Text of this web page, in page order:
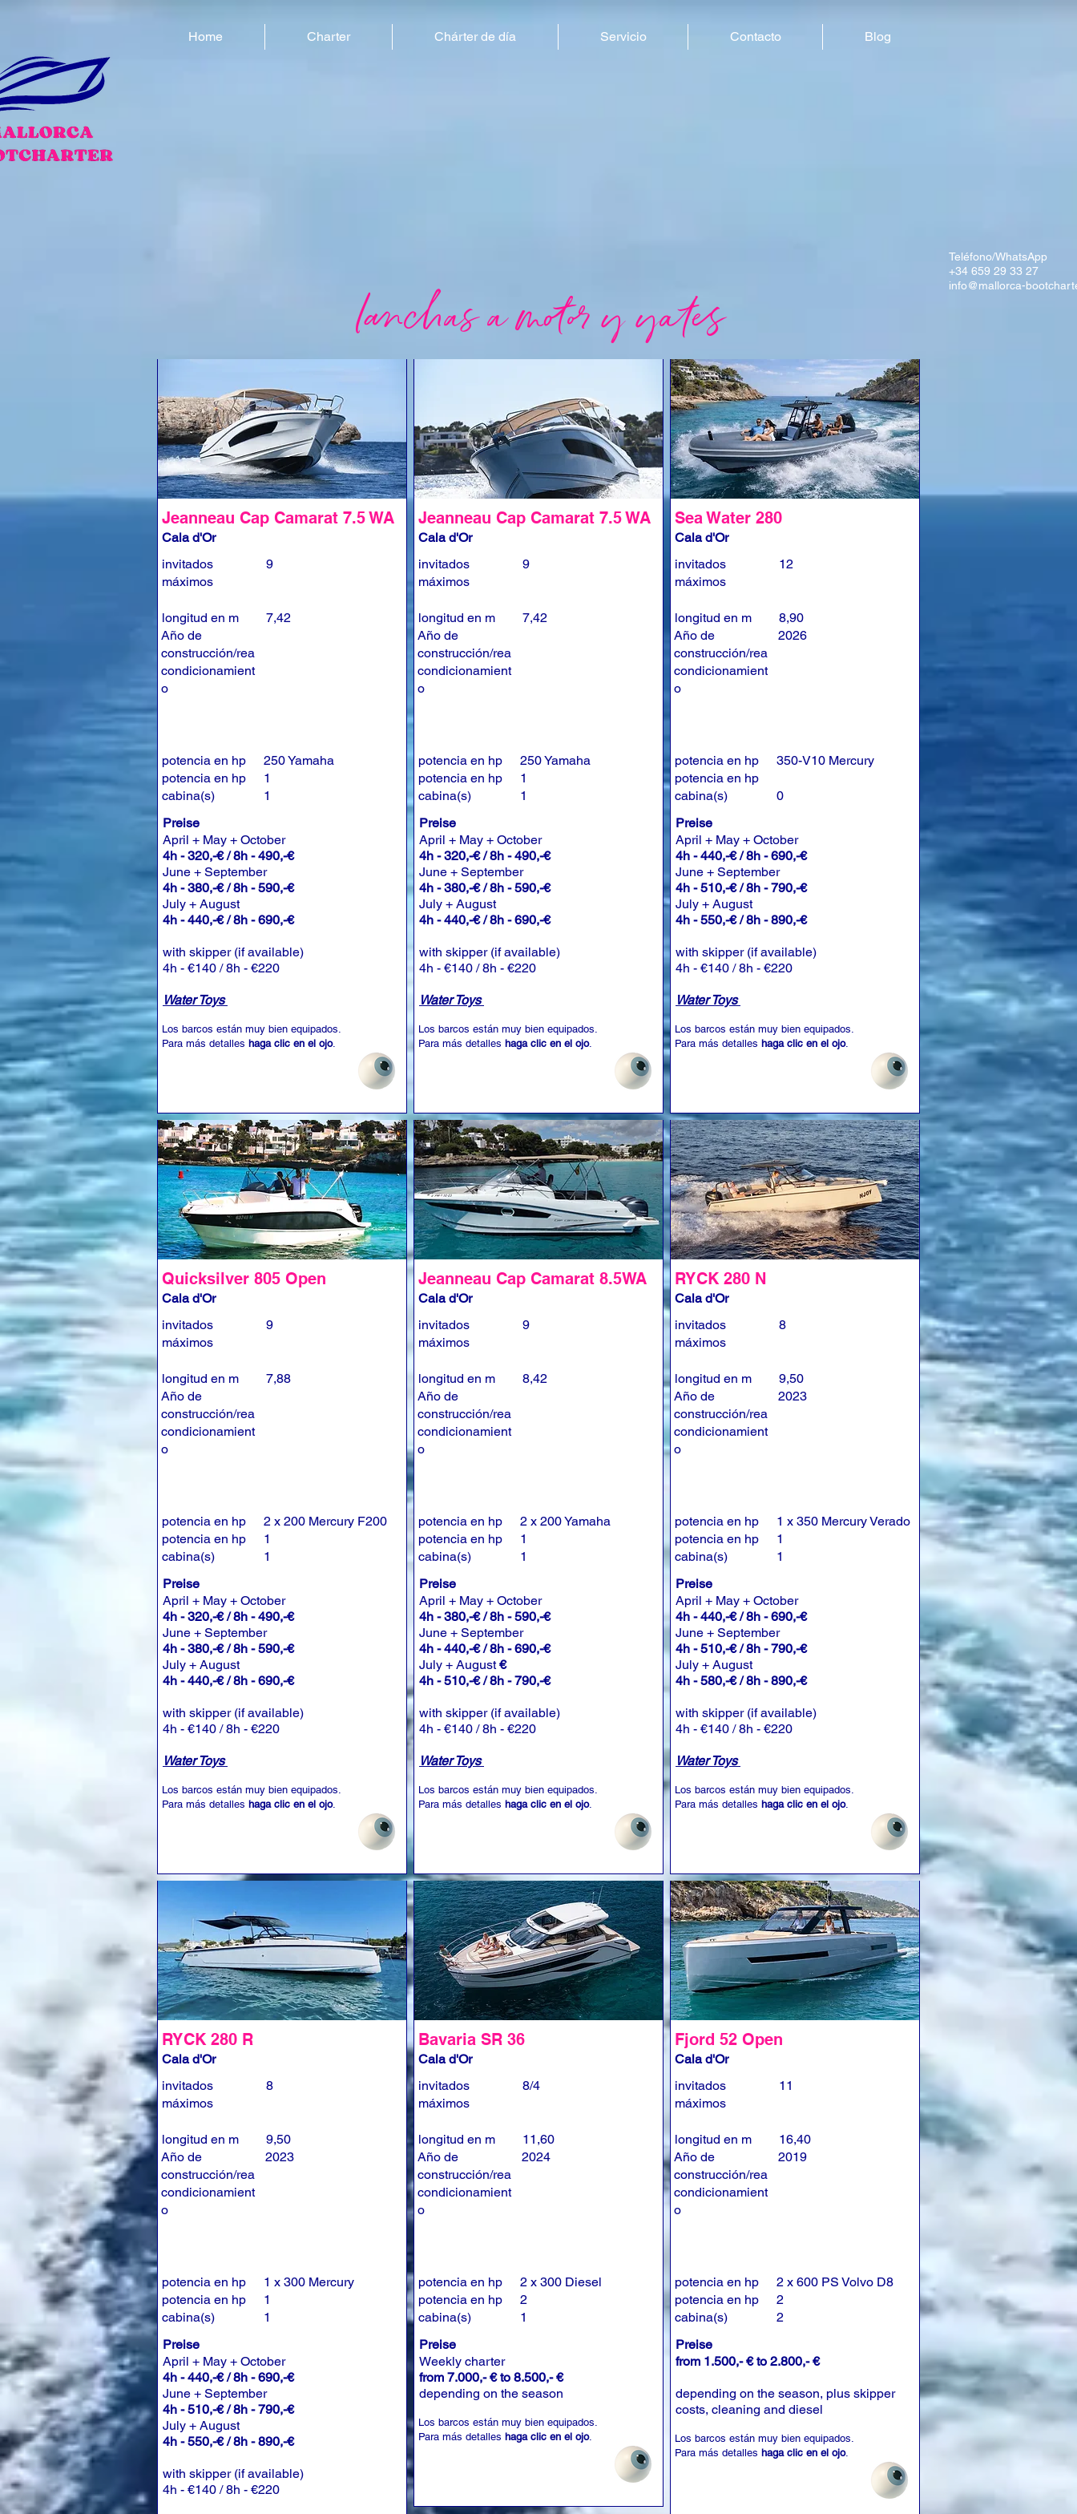
Home Charter Chárter de día Servicio Contacto Blog
lanchas a motor y yates
Jeanneau Cap Camarat 7.5 WA
Cala d'Or
invitados
máximos
9
longitud en m
Año de
construcción/rea
condicionamient
o
7,42
potencia en hp
potencia en hp
cabina(s)
250 Yamaha
1
1
Preise
April + May + October
4h - 320,-€ / 8h - 490,-€
June + September
4h - 380,-€ / 8h - 590,-€
July + August
4h - 440,-€ / 8h - 690,-€
with skipper (if available)
4h - €140 / 8h - €220
Water Toys
Los barcos están muy bien equipados.
Para más detalles haga clic en el ojo.
Quicksilver 805 Open
Cala d'Or
invitados
máximos
9
longitud en m
Año de
construcción/rea
condicionamient
o
7,88
potencia en hp
potencia en hp
cabina(s)
2 x 200 Mercury F200
1
1
Preise
April + May + October
4h - 320,-€ / 8h - 490,-€
June + September
4h - 380,-€ / 8h - 590,-€
July + August
4h - 440,-€ / 8h - 690,-€
with skipper (if available)
4h - €140 / 8h - €220
Water Toys
Los barcos están muy bien equipados.
Para más detalles haga clic en el ojo.
RYCK 280 R
Cala d'Or
invitados
máximos
8
longitud en m
Año de
construcción/rea
condicionamient
o
9,50
2023
potencia en hp
potencia en hp
cabina(s)
1 x 300 Mercury
1
1
Preise
April + May + October
4h - 440,-€ / 8h - 690,-€
June + September
4h - 510,-€ / 8h - 790,-€
July + August
4h - 550,-€ / 8h - 890,-€
with skipper (if available)
4h - €140 / 8h - €220
Jeanneau Cap Camarat 7.5 WA
Cala d'Or
invitados
máximos
9
longitud en m
Año de
construcción/rea
condicionamient
o
7,42
potencia en hp
potencia en hp
cabina(s)
250 Yamaha
1
1
Preise
April + May + October
4h - 320,-€ / 8h - 490,-€
June + September
4h - 380,-€ / 8h - 590,-€
July + August
4h - 440,-€ / 8h - 690,-€
with skipper (if available)
4h - €140 / 8h - €220
Water Toys
Los barcos están muy bien equipados.
Para más detalles haga clic en el ojo.
Jeanneau Cap Camarat 8.5WA
Cala d'Or
invitados
máximos
9
longitud en m
Año de
construcción/rea
condicionamient
o
8,42
potencia en hp
potencia en hp
cabina(s)
2 x 200 Yamaha
1
1
Preise
April + May + October
4h - 380,-€ / 8h - 590,-€
June + September
4h - 440,-€ / 8h - 690,-€
July + August€
4h - 510,-€ / 8h - 790,-€
with skipper (if available)
4h - €140 / 8h - €220
Water Toys
Los barcos están muy bien equipados.
Para más detalles haga clic en el ojo.
Bavaria SR 36
Cala d'Or
invitados
máximos
8/4
longitud en m
Año de
construcción/rea
condicionamient
o
11,60
2024
potencia en hp
potencia en hp
cabina(s)
2 x 300 Diesel
2
1
Preise
Weekly charter
from 7.000,- € to 8.500,- €
depending on the season
Los barcos están muy bien equipados.
Para más detalles haga clic en el ojo.
Sea Water 280
Cala d'Or
invitados
máximos
12
longitud en m
Año de
construcción/rea
condicionamient
o
8,90
2026
potencia en hp
potencia en hp
cabina(s)
350-V10 Mercury
0
Preise
April + May + October
4h - 440,-€ / 8h - 690,-€
June + September
4h - 510,-€ / 8h - 790,-€
July + August
4h - 550,-€ / 8h - 890,-€
with skipper (if available)
4h - €140 / 8h - €220
Water Toys
Los barcos están muy bien equipados.
Para más detalles haga clic en el ojo.
RYCK 280 N
Cala d'Or
invitados
máximos
8
longitud en m
Año de
construcción/rea
condicionamient
o
9,50
2023
potencia en hp
potencia en hp
cabina(s)
1 x 350 Mercury Verado
1
1
Preise
April + May + October
4h - 440,-€ / 8h - 690,-€
June + September
4h - 510,-€ / 8h - 790,-€
July + August
4h - 580,-€ / 8h - 890,-€
with skipper (if available)
4h - €140 / 8h - €220
Water Toys
Los barcos están muy bien equipados.
Para más detalles haga clic en el ojo.
Fjord 52 Open
Cala d'Or
invitados
máximos
11
longitud en m
Año de
construcción/rea
condicionamient
o
16,40
2019
potencia en hp
potencia en hp
cabina(s)
2 x 600 PS Volvo D8
2
2
Preise
from 1.500,- € to 2.800,- €
depending on the season, plus skipper
costs, cleaning and diesel
Los barcos están muy bien equipados.
Para más detalles haga clic en el ojo.
Teléfono/WhatsApp
+34 659 29 33 27
info@mallorca-